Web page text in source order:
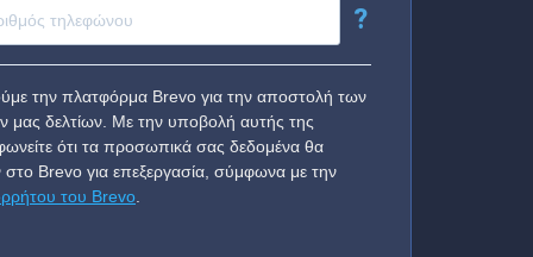
?
την πλατφόρμα Brevo για την αποστολή των
μας δελτίων. Με την υποβολή αυτής της
ότι τα προσωπικά σας δεδομένα θα
στο Brevo για επεξεργασία, σύμφωνα με την
του Brevo